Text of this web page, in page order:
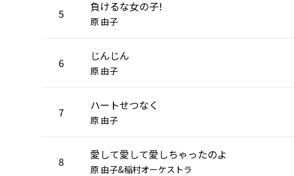
5 負けるな女の子!
原 由子
6 じんじん
原 由子
7 ハートせつなく
原 由子
8 愛して愛して愛しちゃったのよ
原 由子&稲村オーケストラ